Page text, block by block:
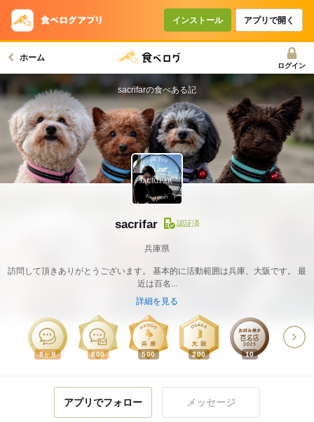
インストール アプリで開く
ホーム
ログイン
sacrifar 認証済
兵庫県
訪問して頂きありがとうございます。 基本的に活動範囲は兵庫、大阪です。 最
近は百名...
詳細を見る
8か月 800 500 200 10
sacrifarの食べある記
アプリでフォロー メッセージ